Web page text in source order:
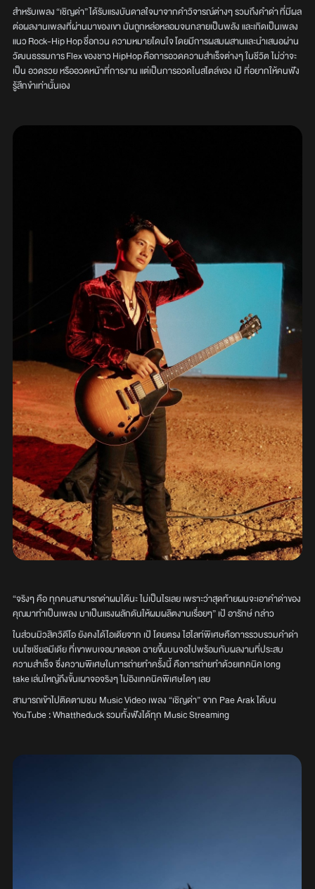
สำหรับเพลง “เชิญด่า” ได้รับแรงบันดาลใจมาจากคำวิจารณ์ต่างๆ รวมถึงคำด่า ที่มีผล
ต่อผลงานเพลงที่ผ่านมาของเขา มันถูกหล่อหลอมจนกลายเป็นพลัง และเกิดเป็นเพลง
แนว Rock-Hip Hop ชื่อกวน ความหมายโดนใจ โดยมีการผสมผสานและนำเสนอผ่าน
วัฒนธรรมการ Flex ของชาว HipHop คือการอวดความสำเร็จต่างๆ ในชีวิต ไม่ว่าจะ
เป็น อวดรวย หรืออวดหน้าที่การงาน แต่เป็นการอวดในสไตล์ของ เป้ ที่อยากให้คนฟัง
รู้สึกขำเท่านั้นเอง
“จริงๆ คือ ทุกคนสามารถด่าผมได้นะ ไม่เป็นไรเลย เพราะว่าสุดท้ายผมจะเอาคำด่าของ
คุณมาทำเป็นเพลง มาเป็นแรงผลักดันให้ผมผลิตงานเรื่อยๆ” เป้ อารักษ์ กล่าว
ในส่วนมิวสิควิดีโอ ยังคงได้ไอเดียจาก เป้ โดยตรง ไฮไลท์พิเศษคือการรวบรวมคำด่า
บนโซเชียลมีเดีย ที่เขาพบเจอมาตลอด ฉายขึ้นบนจอไปพร้อมกับผลงานที่ประสบ
ความสำเร็จ ซึ่งความพิเศษในการถ่ายทำครั้งนี้ คือการถ่ายทำด้วยเทคนิค long
take เล่นใหญ่ถึงขั้นเผาจอจริงๆ ไม่อิงเทคนิคพิเศษใดๆ เลย
สามารถเข้าไปติดตามชม Music Video เพลง “เชิญด่า” จาก Pae Arak ได้บน
YouTube : Whattheduck รวมทั้งฟังได้ทุก Music Streaming